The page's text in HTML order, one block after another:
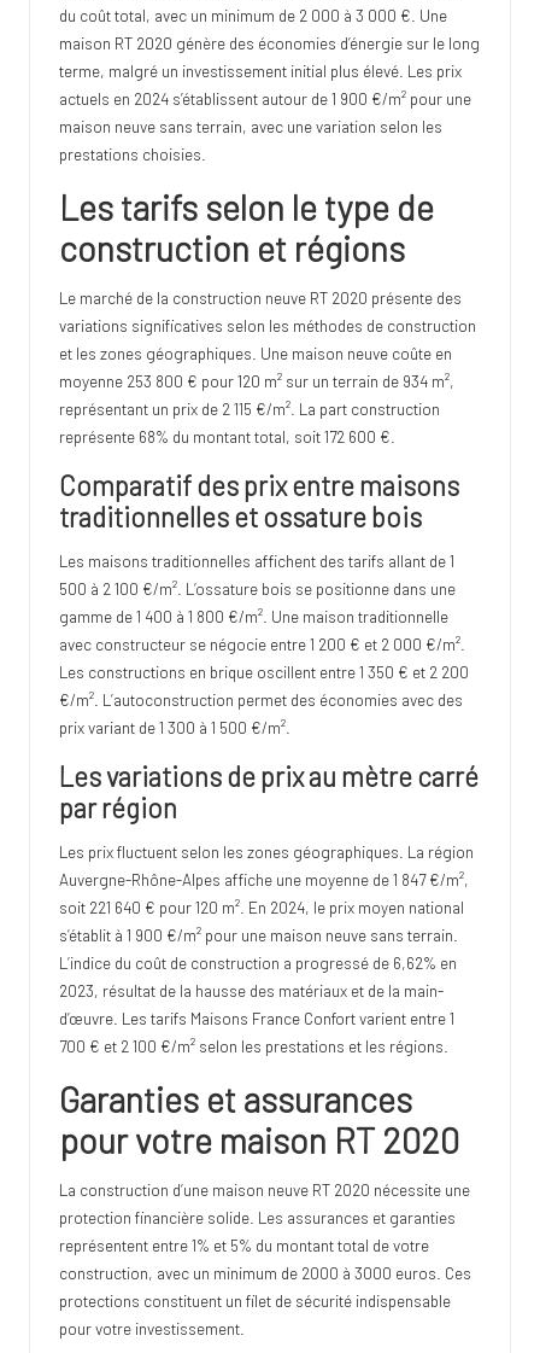
du coût total, avec un minimum de 2 000 à 3 000 €. Une
maison RT 2020 génère des économies d’énergie sur le long
terme, malgré un investissement initial plus élevé. Les prix
actuels en 2024 s’établissent autour de 1 900 €/m² pour une
maison neuve sans terrain, avec une variation selon les
prestations choisies.
Les tarifs selon le type de
construction et régions
Le marché de la construction neuve RT 2020 présente des
variations significatives selon les méthodes de construction
et les zones géographiques. Une maison neuve coûte en
moyenne 253 800 € pour 120 m² sur un terrain de 934 m²,
représentant un prix de 2 115 €/m². La part construction
représente 68% du montant total, soit 172 600 €.
Comparatif des prix entre maisons
traditionnelles et ossature bois
Les maisons traditionnelles affichent des tarifs allant de 1
500 à 2 100 €/m². L’ossature bois se positionne dans une
gamme de 1 400 à 1 800 €/m². Une maison traditionnelle
avec constructeur se négocie entre 1 200 € et 2 000 €/m².
Les constructions en brique oscillent entre 1 350 € et 2 200
€/m². L’autoconstruction permet des économies avec des
prix variant de 1 300 à 1 500 €/m².
Les variations de prix au mètre carré
par région
Les prix fluctuent selon les zones géographiques. La région
Auvergne-Rhône-Alpes affiche une moyenne de 1 847 €/m²,
soit 221 640 € pour 120 m². En 2024, le prix moyen national
s’établit à 1 900 €/m² pour une maison neuve sans terrain.
L’indice du coût de construction a progressé de 6,62% en
2023, résultat de la hausse des matériaux et de la main-
d’œuvre. Les tarifs Maisons France Confort varient entre 1
700 € et 2 100 €/m² selon les prestations et les régions.
Garanties et assurances
pour votre maison RT 2020
La construction d’une maison neuve RT 2020 nécessite une
protection financière solide. Les assurances et garanties
représentent entre 1% et 5% du montant total de votre
construction, avec un minimum de 2000 à 3000 euros. Ces
protections constituent un filet de sécurité indispensable
pour votre investissement.